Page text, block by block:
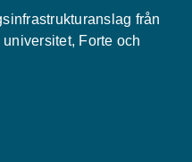
från
Forte och